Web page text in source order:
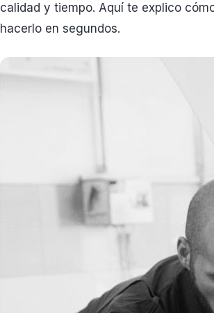
calidad y tiempo. Aquí te explico
hacerlo en segundos.